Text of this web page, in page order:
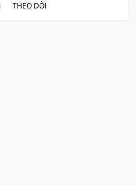
THEO DÕI